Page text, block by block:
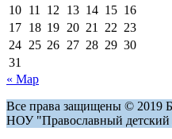
10 11 12 13 14 15 16
17 18 19 20 21 22 23
24 25 26 27 28 29 30
31
« Мар
Все права защищены © 2019
НОУ "Православный